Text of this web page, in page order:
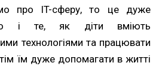
про IT-сферу, то це дуже
і те, як діти вміють
технологіями та працювати
їм дуже допомагати в житті